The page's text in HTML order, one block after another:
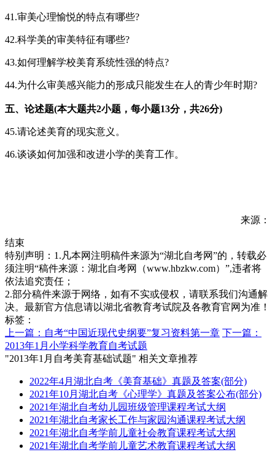
41.审美心理愉悦的特点有哪些?
42.科学美的审美特征有哪些?
43.如何理解学校美育系统性强的特点?
44.为什么审美感兴能力的形成只能发生在人的青少年时期?
五、论述题(本大题共2小题，每小题13分，共26分)
45.请论述美育的现实意义。
46.谈谈如何加强和改进小学的美育工作。
来源：
结束
特别声明：1.凡本网注明稿件来源为“湖北自考网”的，转载必
须注明“稿件来源：湖北自考网（www.hbzkw.com）”,违者将
依法追究责任；
2.部分稿件来源于网络，如有不实或侵权，请联系我们沟通解
决。最新官方信息请以湖北省教育考试院及各教育官网为准！
标签：
上一篇：自考“中国近现代史纲要”复习资料第一章 下一篇：
2013年1月小学科学教育自考试题
"2013年1月自考美育基础试题" 相关文章推荐
2022年4月湖北自考《美育基础》真题及答案(部分)
2021年10月湖北自考《心理学》真题及答案公布(部分)
2021年湖北自考幼儿园班级管理课程考试大纲
2021年湖北自考家长工作与家园沟通课程考试大纲
2021年湖北自考学前儿童社会教育课程考试大纲
2021年湖北自考学前儿童艺术教育课程考试大纲